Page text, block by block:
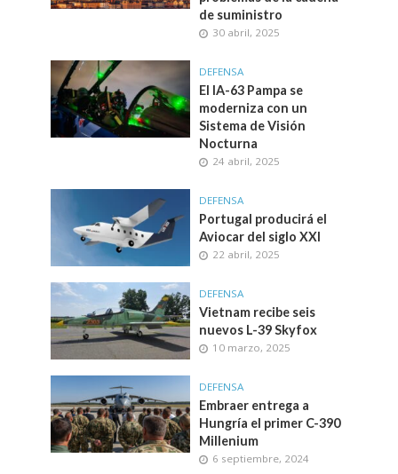
de suministro
30 abril, 2025
DEFENSA
El IA-63 Pampa se
moderniza con un
Sistema de Visión
Nocturna
24 abril, 2025
DEFENSA
Portugal producirá el
Aviocar del siglo XXI
22 abril, 2025
DEFENSA
Vietnam recibe seis
nuevos L-39 Skyfox
10 marzo, 2025
DEFENSA
Embraer entrega a
Hungría el primer C-390
Millenium
6 septiembre, 2024